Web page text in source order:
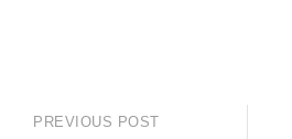
PREVIOUS POST